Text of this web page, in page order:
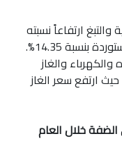
ارتفاعاً نسبته
14.11%، حيث ارتفعت أسعار السجائر المستوردة بنسبة 14.35%.
والغاز
الوقود ارتفاعاً نسبته 0.49%، حيث ارتفع سعر الغاز
الضفة خلال العام